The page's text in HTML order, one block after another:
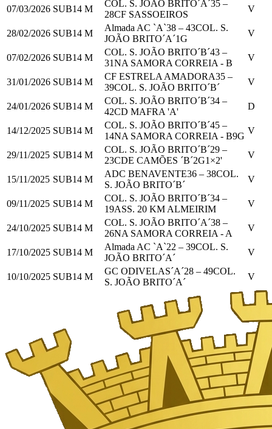
07/03/2026 SUB14 M
COL. S. JOÃO BRITO´A´35 –
28CF SASSOEIROS
V
28/02/2026 SUB14 M
Almada AC `A`38 – 43COL. S.
JOÃO BRITO´A´1G
V
07/02/2026 SUB14 M
COL. S. JOÃO BRITO´B´43 –
31NA SAMORA CORREIA - B
V
31/01/2026 SUB14 M
CF ESTRELA AMADORA35 –
39COL. S. JOÃO BRITO´B´
V
24/01/2026 SUB14 M
COL. S. JOÃO BRITO´B´34 –
42CD MAFRA 'A'
D
14/12/2025 SUB14 M
COL. S. JOÃO BRITO´B´45 –
14NA SAMORA CORREIA - B9G
V
29/11/2025 SUB14 M
COL. S. JOÃO BRITO´B´29 –
23CDE CAMÕES ´B´2G1 ×2'
V
15/11/2025 SUB14 M
ADC BENAVENTE36 – 38COL.
S. JOÃO BRITO´B´
V
09/11/2025 SUB14 M
COL. S. JOÃO BRITO´B´34 –
19ASS. 20 KM ALMEIRIM
V
24/10/2025 SUB14 M
COL. S. JOÃO BRITO´A´38 –
26NA SAMORA CORREIA - A
V
17/10/2025 SUB14 M
Almada AC `A`22 – 39COL. S.
JOÃO BRITO´A´
V
10/10/2025 SUB14 M
GC ODIVELAS´A´28 – 49COL.
S. JOÃO BRITO´A´
V